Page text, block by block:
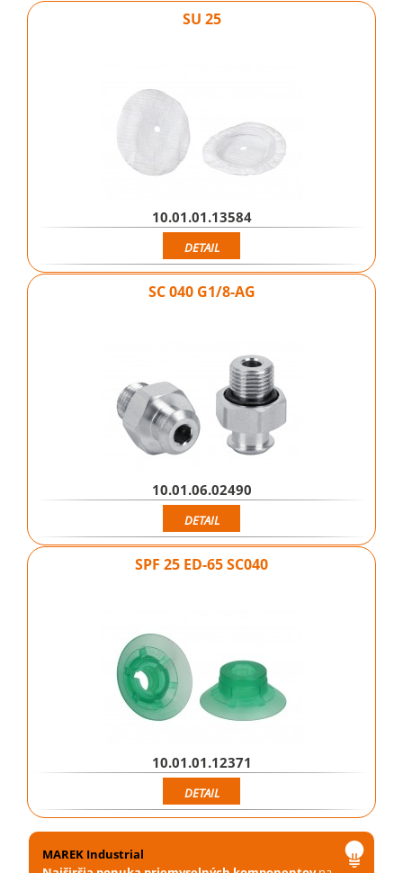
SU 25
10.01.01.13584
DETAIL
SC 040 G1/8-AG
10.01.06.02490
DETAIL
SPF 25 ED-65 SC040
10.01.01.12371
DETAIL
MAREK Industrial